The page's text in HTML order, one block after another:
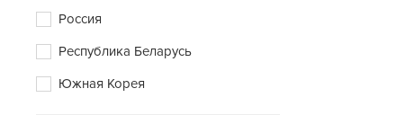
Россия
Республика Беларусь
Южная Корея